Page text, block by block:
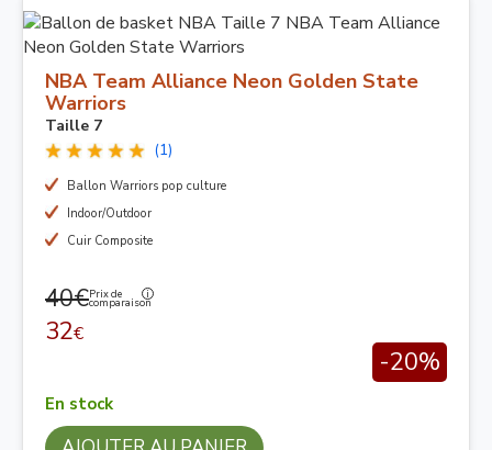
NBA Team Alliance Neon Golden State
Warriors
Taille 7
(1)
Ballon Warriors pop culture
Indoor/Outdoor
Cuir Composite
40€Prix de
comparaison
32€
-20%
En stock